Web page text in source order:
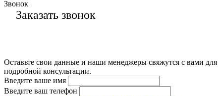
Звонок
Заказать звонок
Оставьте свои данные и наши менеджеры свяжутся с вами для
подробной консультации.
Введите ваше имя
Введите ваш телефон